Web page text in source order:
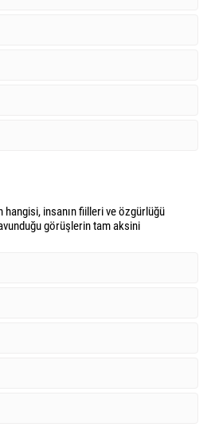
hangisi, insanın fiilleri ve özgürlüğü
görüşlerin tam aksini